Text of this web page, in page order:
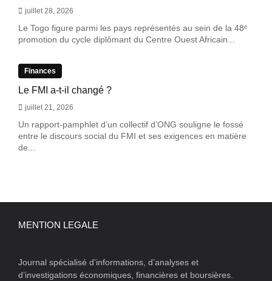
juillet 28, 2026
Le Togo figure parmi les pays représentés au sein de la 48ᵉ
promotion du cycle diplômant du Centre Ouest Africain...
Finances
Le FMI a-t-il changé ?
juillet 21, 2026
Un rapport-pamphlet d’un collectif d’ONG souligne le fossé
entre le discours social du FMI et ses exigences en matière
de...
MENTION LEGALE
Journal spécialisé d’informations, d’analyses et
d’investigations économiques, financières et boursières.